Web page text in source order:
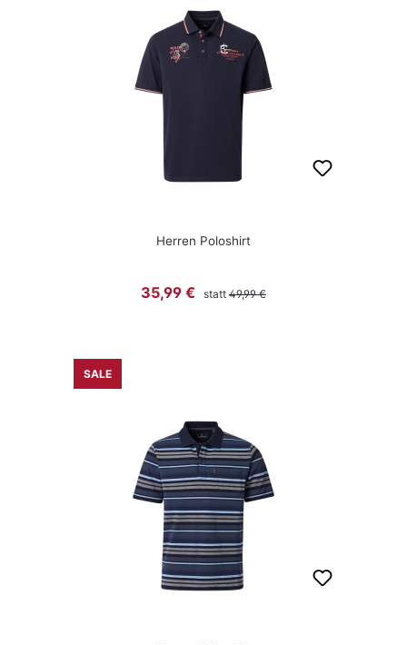
Herren Poloshirt
Verkaufspreis:
35,99 € statt Regulärer Preis:
49,99 €
SALE